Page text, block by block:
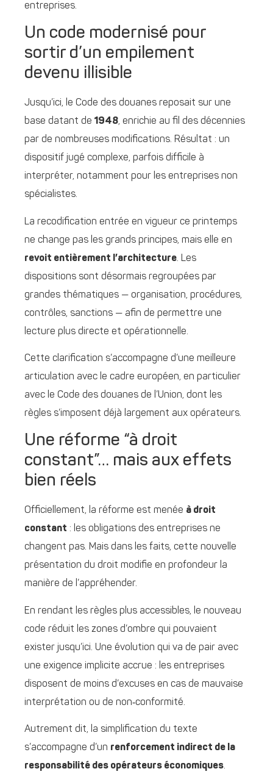
entreprises.
Un code modernisé pour
sortir d’un empilement
devenu illisible
Jusqu’ici, le Code des douanes reposait sur une
base datant de 1948, enrichie au fil des décennies
par de nombreuses modifications. Résultat : un
dispositif jugé complexe, parfois difficile à
interpréter, notamment pour les entreprises non
spécialistes.
La recodification entrée en vigueur ce printemps
ne change pas les grands principes, mais elle en
revoit entièrement l’architecture. Les
dispositions sont désormais regroupées par
grandes thématiques — organisation, procédures,
contrôles, sanctions — afin de permettre une
lecture plus directe et opérationnelle.
Cette clarification s’accompagne d’une meilleure
articulation avec le cadre européen, en particulier
avec le Code des douanes de l’Union, dont les
règles s’imposent déjà largement aux opérateurs.
Une réforme “à droit
constant”… mais aux effets
bien réels
Officiellement, la réforme est menée à droit
constant : les obligations des entreprises ne
changent pas. Mais dans les faits, cette nouvelle
présentation du droit modifie en profondeur la
manière de l’appréhender.
En rendant les règles plus accessibles, le nouveau
code réduit les zones d’ombre qui pouvaient
exister jusqu’ici. Une évolution qui va de pair avec
une exigence implicite accrue : les entreprises
disposent de moins d’excuses en cas de mauvaise
interprétation ou de non‑conformité.
Autrement dit, la simplification du texte
s’accompagne d’un renforcement indirect de la
responsabilité des opérateurs économiques.